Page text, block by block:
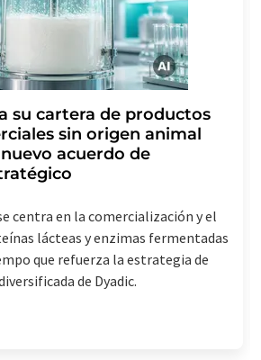
su cartera de productos
sin origen animal
acuerdo de
centra en la comercialización y el
lácteas y enzimas fermentadas
que refuerza la estrategia de
de Dyadic.